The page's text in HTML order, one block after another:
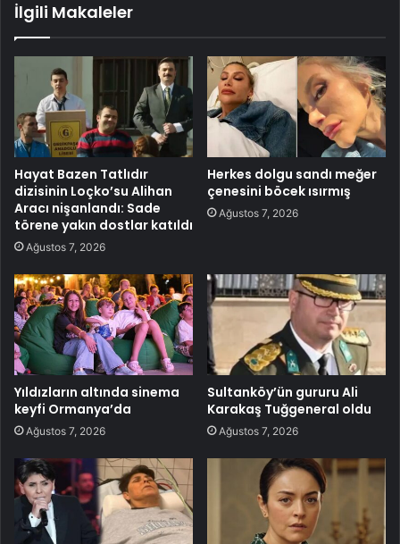
İlgili Makaleler
Hayat Bazen Tatlıdır
dizisinin Loçko’su Alihan
Aracı nişanlandı: Sade
törene yakın dostlar katıldı
Ağustos 7, 2026
Herkes dolgu sandı meğer
çenesini böcek ısırmış
Ağustos 7, 2026
Yıldızların altında sinema
keyfi Ormanya’da
Ağustos 7, 2026
Sultanköy’ün gururu Ali
Karakaş Tuğgeneral oldu
Ağustos 7, 2026